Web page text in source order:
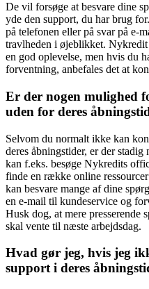
De vil forsøge at besvare dine
yde den support, du har brug
på telefonen eller på svar på e-
travlheden i øjeblikket.
en god oplevelse, men hvis du
forventning, anbefales det at
Er der nogen mulighed
uden for deres
Selvom du normalt ikke kan
deres åbningstider, er der
kan f.eks. besøge Nykredits
finde en række online
kan besvare mange af dine
en e-mail til kundeservice og
Husk dog, at mere presserende
skal vente til næste arbejdsdag.
Hvad gør jeg, hvis jeg
support i deres